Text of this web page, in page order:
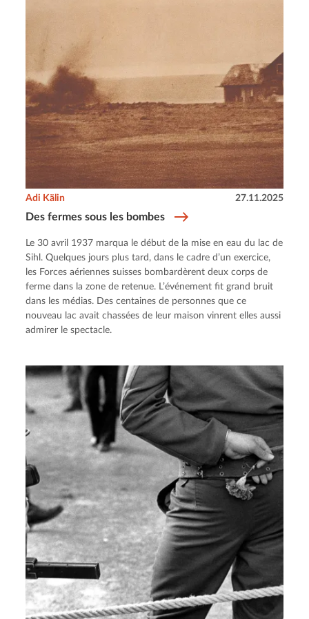
Des fermes sous les bombes
Adi Kälin 27.11.2025
Le 30 avril 1937 marqua le début de la mise en eau du lac de
Sihl. Quelques jours plus tard, dans le cadre d’un exercice,
les Forces aériennes suisses bombardèrent deux corps de
ferme dans la zone de retenue. L’événement fit grand bruit
dans les médias. Des centaines de personnes que ce
nouveau lac avait chassées de leur maison vinrent elles aussi
admirer le spectacle.